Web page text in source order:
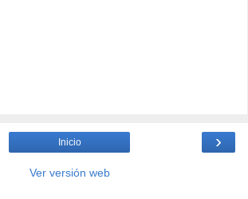
›
Inicio
Ver versión web